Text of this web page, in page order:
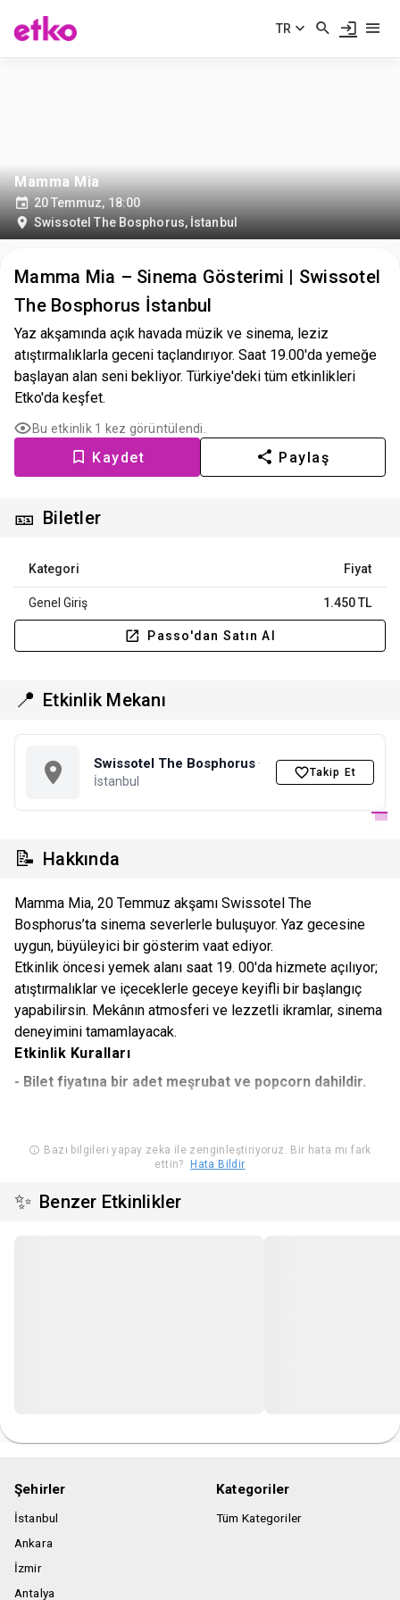
TR
Mamma Mia
20 Temmuz, 18:00
Swissotel The Bosphorus, İstanbul
Mamma Mia – Sinema Gösterimi | Swissotel
The Bosphorus İstanbul
Yaz akşamında açık havada müzik ve sinema, leziz
atıştırmalıklarla geceni taçlandırıyor. Saat 19.00'da yemeğe
başlayan alan seni bekliyor. Türkiye'deki tüm etkinlikleri
Etko'da keşfet.
Bu etkinlik 1 kez görüntülendi.
Kaydet Paylaş
🎫 Biletler
Kategori Fiyat
Genel Giriş 1.450 TL
Passo'dan Satın Al
📍 Etkinlik Mekanı
Swissotel The Bosphorus ·
İstanbul
Takip Et
📝 Hakkında
Mamma Mia, 20 Temmuz akşamı Swissotel The
Bosphorus’ta sinema severlerle buluşuyor. Yaz gecesine
uygun, büyüleyici bir gösterim vaat ediyor.
Etkinlik öncesi yemek alanı saat 19. 00'da hizmete açılıyor;
atıştırmalıklar ve içeceklerle geceye keyifli bir başlangıç
yapabilirsin. Mekânın atmosferi ve lezzetli ikramlar, sinema
deneyimini tamamlayacak.
Etkinlik Kuralları
- Bilet fiyatına bir adet meşrubat ve popcorn dahildir.
Etkinlik, Swissotel The Bosphorus Istanbul Sultanpark’ta
Bazı bilgileri yapay zeka ile zenginleştiriyoruz. Bir hata mı fark
ettin?
Hata Bildir
✨ Benzer Etkinlikler
Şehirler
İstanbul
Ankara
İzmir
Antalya
Kategoriler
Tüm Kategoriler